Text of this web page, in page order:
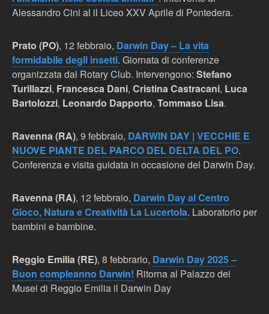
Alessandro Cini al il Liceo XXV Aprile di Pontedera.
Prato (PO), 12 febbraio, Darwin Day – La vita
formidabile degli insetti. Giornata di conferenze
organizzata dal Rotary Club. Intervengono: Stefano
Turillazzi, Francesca Dani, Cristina Castracani, Luca
Bartolozzi, Leonardo Dapporto, Tommaso Lisa.
Ravenna (RA), 9 febbraio, DARWIN DAY | VECCHIE E
NUOVE PIANTE DEL PARCO DEL DELTA DEL PO.
Conferenza e visita guidata in occasione del Darwin Day.
Ravenna (RA), 12 febbraio, Darwin Day al Centro
Gioco, Natura e Creatività La Lucertola. Laboratorio per
bambini e bambine.
Reggio Emilia (RE), 8 febbrario, Darwin Day 2025 –
Buon compleanno Darwin! Ritorna al Palazzo dei
Musei di Reggio Emilia il Darwin Day